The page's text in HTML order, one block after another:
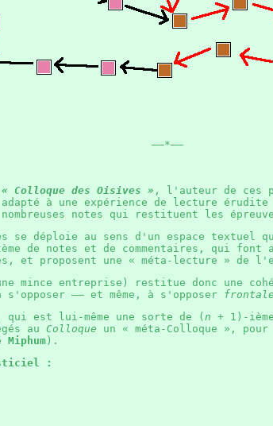
——*——
« Colloque des Oisives » , l'auteur de ces
adapté à une expérience de lecture
nombreuses notes qui restituent les
se déploie au sens d'un espace
de notes et de commentaires, qui font
et proposent une « méta-lecture » de
mince entreprise) restitue donc une
—— et même, à s'opposer
qui est lui-même une sorte de (n + 1 )-
au Colloque un « méta-Colloque »,
Miphum).
: